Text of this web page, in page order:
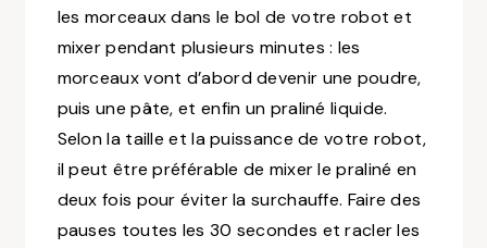
les morceaux dans le bol de votre robot et
mixer pendant plusieurs minutes : les
morceaux vont d’abord devenir une poudre,
puis une pâte, et enfin un praliné liquide.
Selon la taille et la puissance de votre robot,
il peut être préférable de mixer le praliné en
deux fois pour éviter la surchauffe. Faire des
pauses toutes les 30 secondes et racler les